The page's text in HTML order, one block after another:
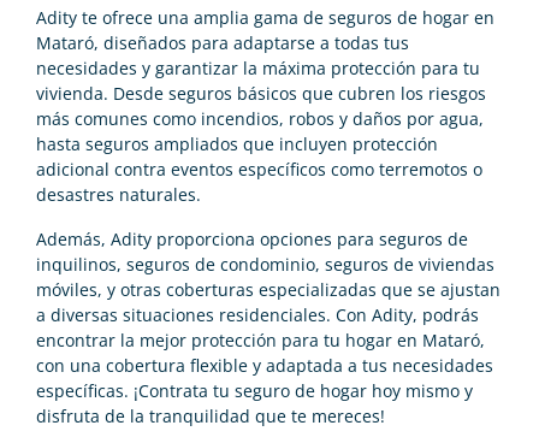
Adity te ofrece una amplia gama de seguros de hogar en
Mataró, diseñados para adaptarse a todas tus
necesidades y garantizar la máxima protección para tu
vivienda. Desde seguros básicos que cubren los riesgos
más comunes como incendios, robos y daños por agua,
hasta seguros ampliados que incluyen protección
adicional contra eventos específicos como terremotos o
desastres naturales.
Además, Adity proporciona opciones para seguros de
inquilinos, seguros de condominio, seguros de viviendas
móviles, y otras coberturas especializadas que se ajustan
a diversas situaciones residenciales. Con Adity, podrás
encontrar la mejor protección para tu hogar en Mataró,
con una cobertura flexible y adaptada a tus necesidades
específicas. ¡Contrata tu seguro de hogar hoy mismo y
disfruta de la tranquilidad que te mereces!